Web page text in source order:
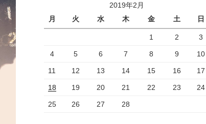
2019年2月
月
火 水 木 金 土 日
1 2 3
4 5 6 7 8 9 10
11 12 13 14 15 16 17
18 19 20 21 22 23 24
25 26 27 28